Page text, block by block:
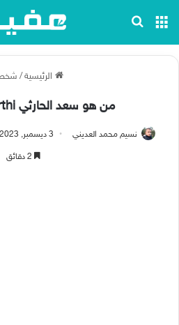
القائمة
الرئيسية /
من هو سعد الحارثي Saad Al-Harthi
نسيم محمد العديني 3 ديسمبر, 2023